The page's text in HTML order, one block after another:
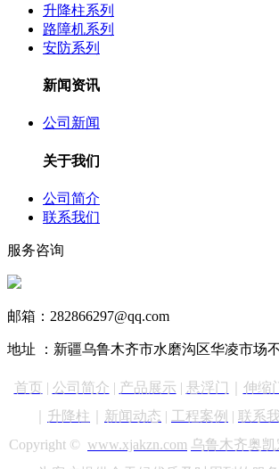
升降柱系列
路障机系列
安防系列
新闻资讯
公司新闻
关于我们
公司简介
联系我们
服务咨询
邮箱：282866297@qq.com
地址 ：新疆乌鲁木齐市水磨沟区华凌市场
首页 | 公司简介 | 产品展示 | 悬浮门 伸缩
升降柱 新闻动态 | 工程案例 | 联系
Copyright © www.xjakzn.com 乌鲁木齐奥